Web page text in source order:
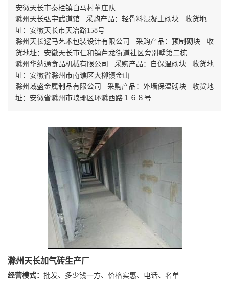
安徽天长市秦栏镇白马村董庄队
滁州天长弘宇武道馆 采购产品：轻骨料混凝土砌块 收货地
址：安徽天长市天冶路158号
滁州天长逻马艺术包装设计有限公司 采购产品：预制砌块 收
货地址：安徽天长市仁和镇芦龙街道社区旁别墅第二栋
滁州华纳通食品机械有限公司 采购产品：自保温砌块 收货地
址：安徽省滁州市南谯区大柳镇金山
滁州域盛金属制品有限公司 采购产品：外墙保温砌块 收货地
址：安徽省滁州市琅琊区环滁西路１６８号
滁州天长加气砖生产厂
经营模式： 批发、多少钱一方、价格实惠、电话、名单